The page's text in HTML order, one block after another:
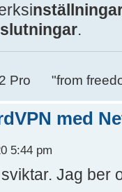
.
2 Pro "from
med
5:44 pm
Jag ber